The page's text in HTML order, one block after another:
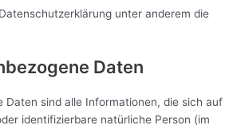
unter anderem die
Daten
Daten sind alle Informationen, die sich auf
identifizierbare natürliche Person (im